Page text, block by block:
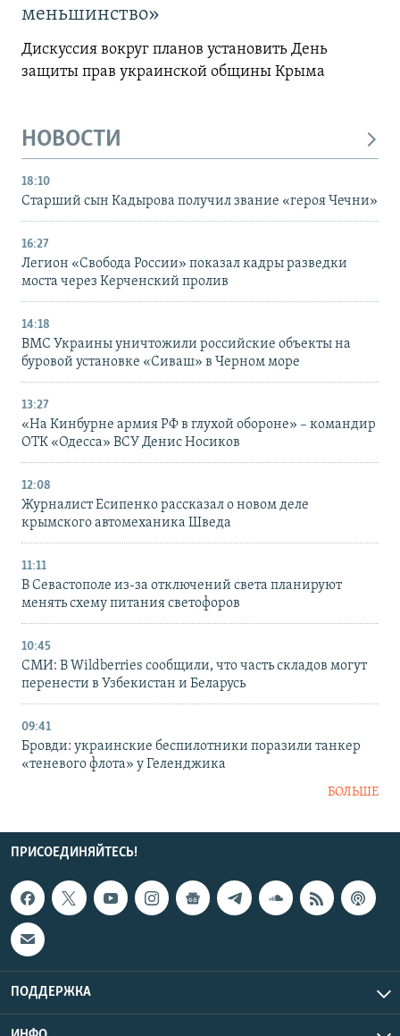
меньшинство»
Дискуссия вокруг планов установить День
защиты прав украинской общины Крыма
НОВОСТИ
18:10
Старший сын Кадырова получил звание «героя Чечни»
16:27
Легион «Свобода России» показал кадры разведки
моста через Керченский пролив
14:18
ВМС Украины уничтожили российские объекты на
буровой установке «Сиваш» в Черном море
13:27
«На Кинбурне армия РФ в глухой обороне» – командир
ОТК «Одесса» ВСУ Денис Носиков
12:08
Журналист Есипенко рассказал о новом деле
крымского автомеханика Шведа
11:11
В Севастополе из-за отключений света планируют
менять схему питания светофоров
10:45
СМИ: В Wildberries сообщили, что часть складов могут
перенести в Узбекистан и Беларусь
09:41
Бровди: украинские беспилотники поразили танкер
«теневого флота» у Геленджика
БОЛЬШЕ
ПРИСОЕДИНЯЙТЕСЬ!
ПОДДЕРЖКА